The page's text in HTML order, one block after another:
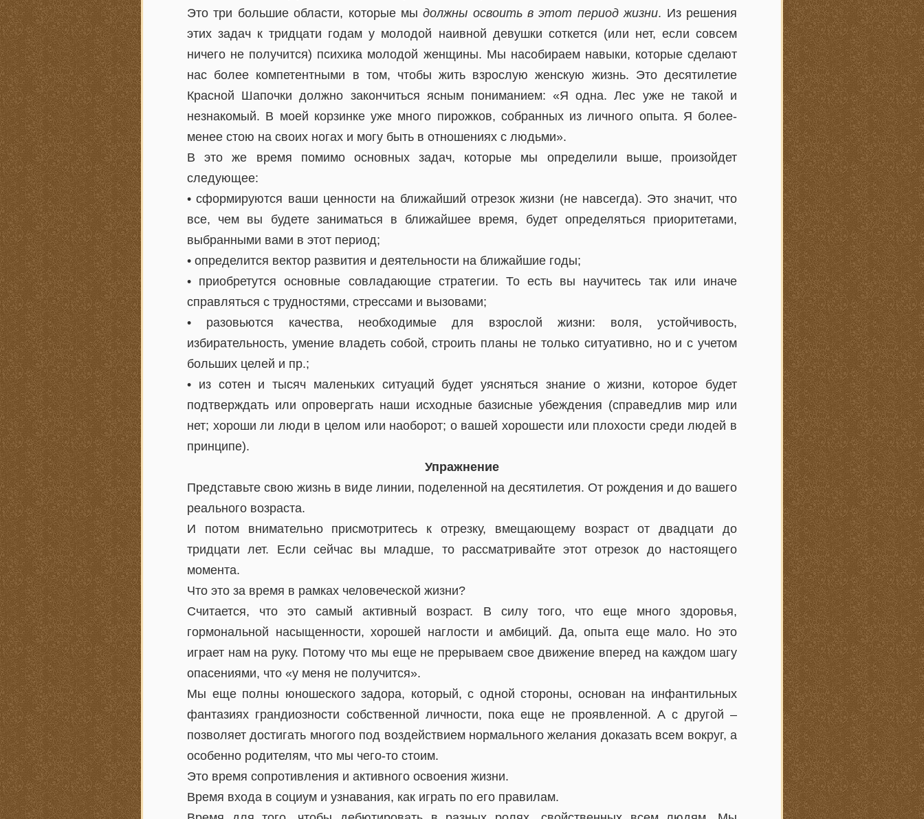
Это три большие области, которые мыдолжны освоить в этот период жизни. Из решения
этих задач к тридцати годам у молодой наивной девушки соткется (или нет, если совсем
ничего не получится) психика молодой женщины. Мы насобираем навыки, которые сделают
нас более компетентными в том, чтобы жить взрослую женскую жизнь. Это десятилетие
Красной Шапочки должно закончиться ясным пониманием: «Я одна. Лес уже не такой и
незнакомый. В моей корзинке уже много пирожков, собранных из личного опыта. Я более-
менее стою на своих ногах и могу быть в отношениях с людьми».
В это же время помимо основных задач, которые мы определили выше, произойдет
следующее:
• сформируются ваши ценности на ближайший отрезок жизни (не навсегда). Это значит, что
все, чем вы будете заниматься в ближайшее время, будет определяться приоритетами,
выбранными вами в этот период;
• определится вектор развития и деятельности на ближайшие годы;
• приобретутся основные совладающие стратегии. То есть вы научитесь так или иначе
справляться с трудностями, стрессами и вызовами;
• разовьются качества, необходимые для взрослой жизни: воля, устойчивость,
избирательность, умение владеть собой, строить планы не только ситуативно, но и с учетом
больших целей и пр.;
• из сотен и тысяч маленьких ситуаций будет уясняться знание о жизни, которое будет
подтверждать или опровергать наши исходные базисные убеждения (справедлив мир или
нет; хороши ли люди в целом или наоборот; о вашей хорошести или плохости среди людей в
принципе).
Упражнение
Представьте свою жизнь в виде линии, поделенной на десятилетия. От рождения и до вашего
реального возраста.
И потом внимательно присмотритесь к отрезку, вмещающему возраст от двадцати до
тридцати лет. Если сейчас вы младше, то рассматривайте этот отрезок до настоящего
момента.
Что это за время в рамках человеческой жизни?
Считается, что это самый активный возраст. В силу того, что еще много здоровья,
гормональной насыщенности, хорошей наглости и амбиций. Да, опыта еще мало. Но это
играет нам на руку. Потому что мы еще не прерываем свое движение вперед на каждом шагу
опасениями, что «у меня не получится».
Мы еще полны юношеского задора, который, с одной стороны, основан на инфантильных
фантазиях грандиозности собственной личности, пока еще не проявленной. А с другой –
позволяет достигать многого под воздействием нормального желания доказать всем вокруг, а
особенно родителям, что мы чего-то стоим.
Это время сопротивления и активного освоения жизни.
Время входа в социум и узнавания, как играть по его правилам.